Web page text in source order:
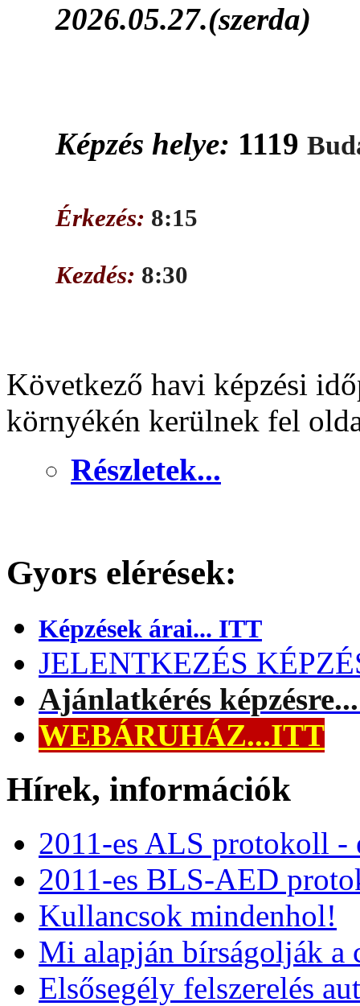
2026.05.27.(szerda)
Képzés helye: 1119
Érkezés: 8:15
Kezdés: 8:30
Következő havi képzési
környékén kerülnek fel
Részletek...
Gyors elérések:
Képzések árai... ITT
JELENTKEZÉS
Ajánlatkérés
WEBÁRUHÁZ...ITT
Hírek, információk
2011-es ALS protokoll -
2011-es BLS-AED
Kullancsok mindenhol!
Mi alapján bírságolják a
Elsősegély felszerelés